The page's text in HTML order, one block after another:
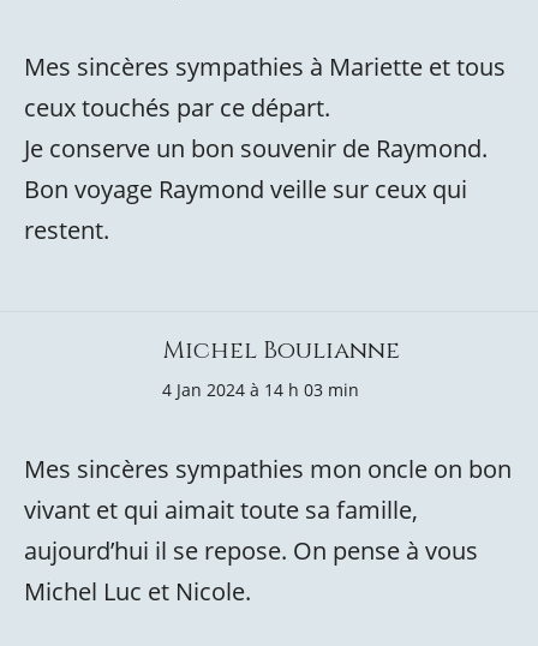
Mes sincères sympathies à Mariette et tous
ceux touchés par ce départ.
Je conserve un bon souvenir de Raymond.
Bon voyage Raymond veille sur ceux qui
restent.
Michel Boulianne
4 Jan 2024 à 14 h 03 min
Mes sincères sympathies mon oncle on bon
vivant et qui aimait toute sa famille,
aujourd’hui il se repose. On pense à vous
Michel Luc et Nicole.